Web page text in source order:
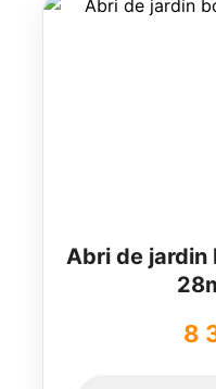
Abri de jardin
8